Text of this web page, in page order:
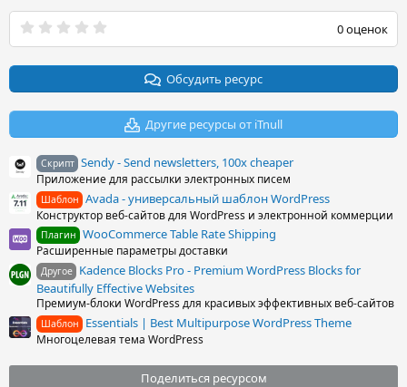
0
0
в
з
0 оценок
Обсудить ресурс
Другие ресурсы от iTnull
Скрипт Sendy - Send newsletters, 100x cheaper
Приложение для рассылки электронных писем
Шаблон Avada - универсальный шаблон WordPress
Конструктор веб-сайтов для WordPress и электронной коммерции
Плагин WooCommerce Table Rate Shipping
Расширенные параметры доставки
Другое Kadence Blocks Pro - Premium WordPress Blocks for
Beautifully Effective Websites
Премиум-блоки WordPress для красивых эффективных веб-сайтов
Шаблон Essentials | Best Multipurpose WordPress Theme
Многоцелевая тема WordPress
Поделиться ресурсом